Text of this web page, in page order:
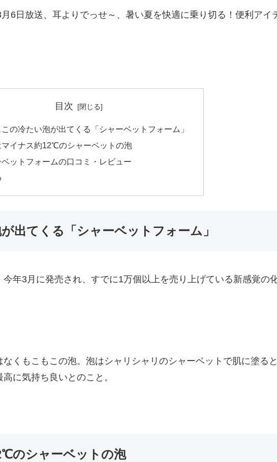
6日放送、耳よりでっせ～、暑い夏を快適に乗り切る！便利アイ
目次
この冷たい泡が出てくる「シャーベットフォーム」
マイナス約12℃のシャーベットの泡
ベットフォームの口コミ・レビュー
出てくる「シャーベットフォーム」
今年3月に発売され、すでに1万個以上を売り上げている新感覚の
くもこもこの泡。泡はシャリシャリのシャーベットで肌に塗ると
に気持ち良いとのこと。
のシャーベットの泡